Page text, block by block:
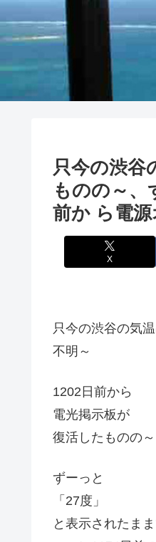
只今の渋谷
ものの～、
前か ら電
X
只今の渋谷の気
不明～
1202日前から
電光掲示板が
復活したものの～
ずーっと
「27度」
と表示されたま